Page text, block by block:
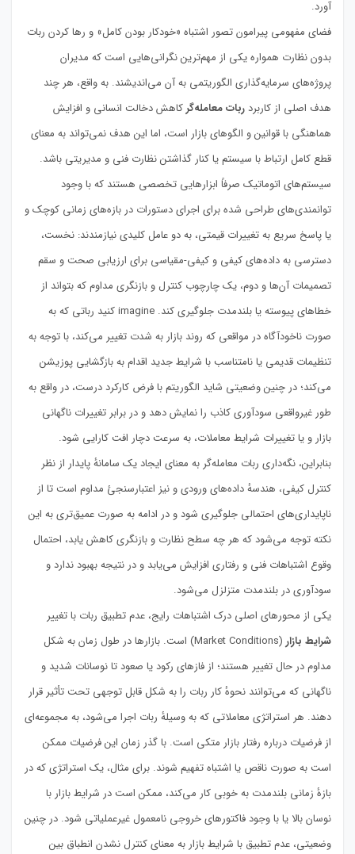
آورد.
فضای مفهومی پیرامون تصور اشتباه «خودکار بودن کامل» و رها کردن ربات
بدون نظارت همواره یکی از مهم‌ترین نگرانی‌هایی است که مدیران
پروژه‌های سرمایه‌گذاری الگوریتمی به آن می‌اندیشند. به واقع، هر چند
هدف اصلی از کاربردربات معامله‌گرکاهش دخالت انسانی و افزایش
هماهنگی با قوانین و الگوهای بازار است، اما این هدف نمی‌تواند به معنای
قطع کامل ارتباط با سیستم یا کنار گذاشتن نظارت فنی و مدیریتی باشد.
سیستم‌های اتوماتیک صرفاً ابزارهایی تخصصی هستند که با وجود
توانمندی‌های طراحی شده برای اجرای دستورات در بازه‌های زمانی کوچک و
یا پاسخ سریع به تغییرات قیمتی، به دو عامل کلیدی نیازمندند: نخست،
دسترسی به داده‌های کیفی و کیفی-مقیاسی برای ارزیابی صحت و سقم
تصمیمات آن‌ها و دوم، یک چارچوب کنترل و بازنگری مداوم که بتواند از
خطاهای پیوسته یا بلندمدت جلوگیری کند. imagine کنید رباتی که به
صورت ناخودآگاه در مواقعی که روند بازار به شدت تغییر می‌کند، با توجه به
تنظیمات قدیمی یا نامتناسب با شرایط جدید اقدام به بازگشایی پوزیشن
می‌کند؛ در چنین وضعیتی شاید الگوریتم با فرض کارکرد درست، در واقع به
طور غیرواقعی سودآوری کاذب را نمایش دهد و در برابر تغییرات ناگهانی
بازار و یا تغییرات شرایط معاملات، به سرعت دچار افت کارایی شود.
بنابراین، نگه‌داری ربات معامله‌گر به معنای ایجاد یک سامانهٔ پایدار از نظر
کنترل کیفی، هندسهٔ داده‌های ورودی و نیز اعتبارسنجیٔ مداوم است تا از
ناپایداری‌های احتمالی جلوگیری شود و در ادامه به صورت عمیق‌تری به این
نکته توجه می‌شود که هر چه سطح نظارت و بازنگری کاهش یابد، احتمال
وقوع اشتباهات فنی و رفتاری افزایش می‌یابد و در نتیجه بهبود ندارد و
سودآوری در بلندمدت متزلزل می‌شود.
یکی از محورهای اصلی درک اشتباهات رایج، عدم تطبیق ربات با تغییر
شرایط بازار
(Market Conditions) است. بازارها در طول زمان به شکل
مداوم در حال تغییر هستند؛ از فازهای رکود یا صعود تا نوسانات شدید و
ناگهانی که می‌توانند نحوهٔ کار ربات را به شکل قابل توجهی تحت تأثیر قرار
دهند. هر استراتژی معاملاتی که به وسیلهٔ ربات اجرا می‌شود، به مجموعه‌ای
از فرضیات درباره رفتار بازار متکی است. با گذر زمان این فرضیات ممکن
است به صورت ناقص یا اشتباه تفهیم شوند. برای مثال، یک استراتژی که در
بازهٔ زمانی بلندمدت به خوبی کار می‌کند، ممکن است در شرایط بازار با
نوسان بالا یا با وجود فاکتورهای خروجی نامعمول غیرعملیاتی شود. در چنین
وضعیتی، عدم تطبیق با شرایط بازار به معنای کنترل نشدن انطباق بین